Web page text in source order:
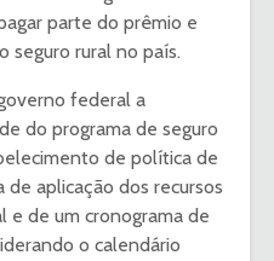
parte do prêmio e
seguro rural no país.
federal a
do programa de seguro
de política de
aplicação dos recursos
e de um cronograma de
o calendário